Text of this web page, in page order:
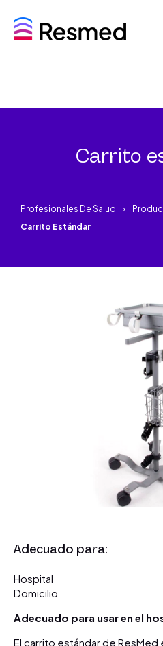
Carrito
Profesionales De Salud
Carrito Estándar
Adecuado para:
Hospital
Domicilio
Adecuado para usar en el
El carrito estándar de ResMed